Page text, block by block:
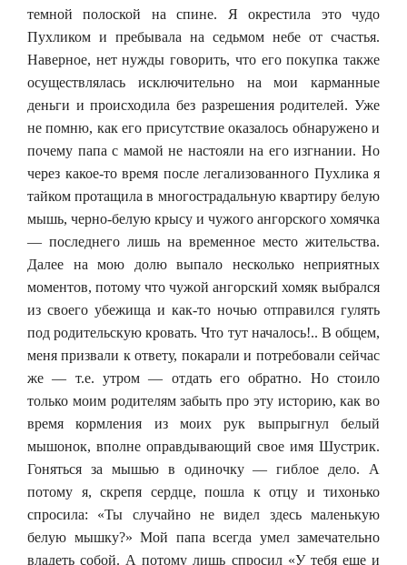
темной полоской на спине. Я окрестила это чудо
Пухликом и пребывала на седьмом небе от счастья.
Наверное, нет нужды говорить, что его покупка также
осуществлялась исключительно на мои карманные
деньги и происходила без разрешения родителей. Уже
не помню, как его присутствие оказалось обнаружено и
почему папа с мамой не настояли на его изгнании. Но
через какое-то время после легализованного Пухлика я
тайком протащила в многострадальную квартиру белую
мышь, черно-белую крысу и чужого ангорского хомячка
— последнего лишь на временное место жительства.
Далее на мою долю выпало несколько неприятных
моментов, потому что чужой ангорский хомяк выбрался
из своего убежища и как-то ночью отправился гулять
под родительскую кровать. Что тут началось!.. В общем,
меня призвали к ответу, покарали и потребовали сейчас
же — т.е. утром — отдать его обратно. Но стоило
только моим родителям забыть про эту историю, как во
время кормления из моих рук выпрыгнул белый
мышонок, вполне оправдывающий свое имя Шустрик.
Гоняться за мышью в одиночку — гиблое дело. А
потому я, скрепя сердце, пошла к отцу и тихонько
спросила: «Ты случайно не видел здесь маленькую
белую мышку?» Мой папа всегда умел замечательно
владеть собой. А потому лишь спросил «У тебя еще и